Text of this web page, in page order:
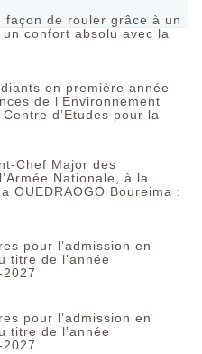
façon de rouler grâce à un
confort absolu avec la
en première année
de l’Environnement
d’Etudes pour la
Chef Major des
Nationale, à la
OUEDRAOGO Boureima :
pour l’admission en
titre de l’année
pour l’admission en
titre de l’année